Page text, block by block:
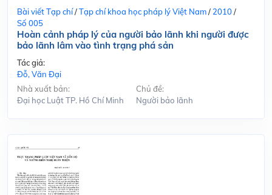
Bài viết Tạp chí/Tạp chí khoa học pháp lý Việt Nam/ 2010/
Số 005
Hoàn cảnh pháp lý của người bảo lãnh khi người được
bảo lãnh lâm vào tình trạng phá sản
Tác giả:
Đỗ, Văn Đại
Nhà xuất bản:
Đại học Luật TP. Hồ Chí Minh
Chủ đề:
Người bảo lãnh